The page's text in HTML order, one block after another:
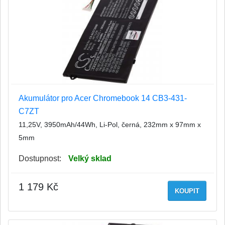
Akumulátor pro Acer Chromebook 14 CB3-431-
C7ZT
11,25V, 3950mAh/44Wh, Li-Pol, černá, 232mm x 97mm x
5mm
Dostupnost: Velký sklad
KOUPIT
1 179 Kč